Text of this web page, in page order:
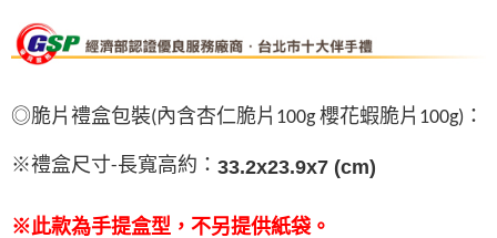
◎脆片禮盒包裝(內含杏仁脆片 100g櫻花蝦脆片 100g) ：
※禮盒尺寸-長寬高約： 33.2x23.9x7 (cm)
※此款為手提盒型，不另提供紙袋。